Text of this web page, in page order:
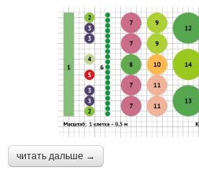
читать дальше →